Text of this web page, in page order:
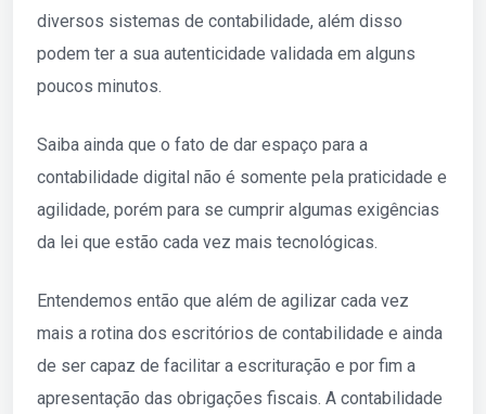
diversos sistemas de contabilidade, além disso
podem ter a sua autenticidade validada em alguns
poucos minutos.
Saiba ainda que o fato de dar espaço para a
contabilidade digital não é somente pela praticidade e
agilidade, porém para se cumprir algumas exigências
da lei que estão cada vez mais tecnológicas.
Entendemos então que além de agilizar cada vez
mais a rotina dos escritórios de contabilidade e ainda
de ser capaz de facilitar a escrituração e por fim a
apresentação das obrigações fiscais. A contabilidade